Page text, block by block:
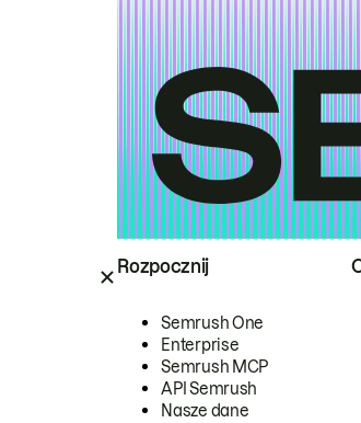
Rozpocznij
Semrush One
Enterprise
Semrush MCP
API Semrush
Nasze dane